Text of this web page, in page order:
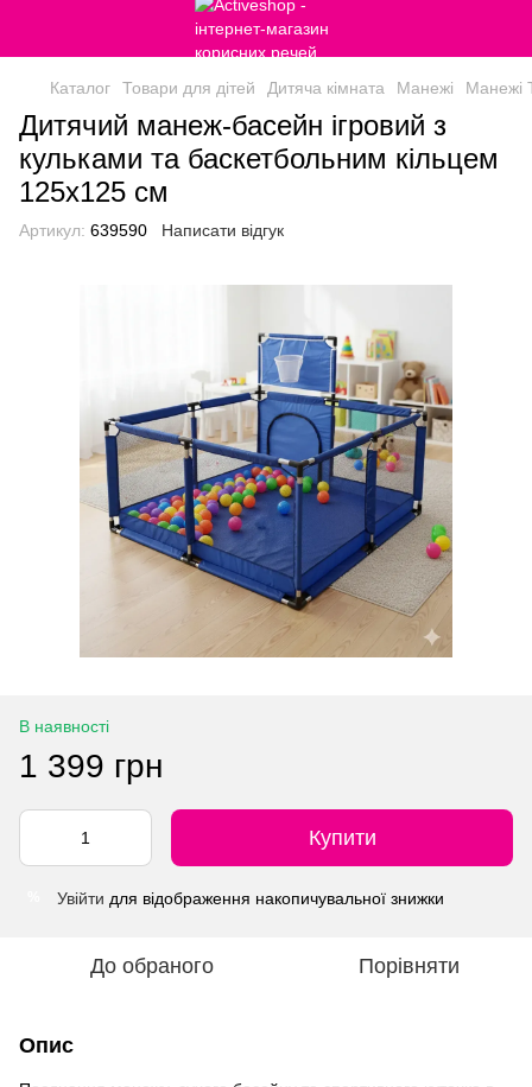
Каталог Товари для дітей Дитяча кімната Манежі Манежі
Дитячий манеж-басейн ігровий з
кульками та баскетбольним кільцем
125х125 см
Артикул: 639590 Написати відгук
В наявності
1 399 грн
Купити
Увійти для відображення накопичувальної знижки
До обраного Порівняти
Опис